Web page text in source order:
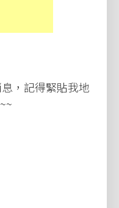
，記得緊貼我地